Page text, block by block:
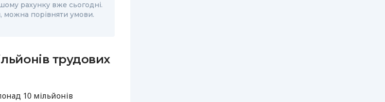
рахунку вже сьогодні.
можна порівняти умови.
трудових
10 мільйонів